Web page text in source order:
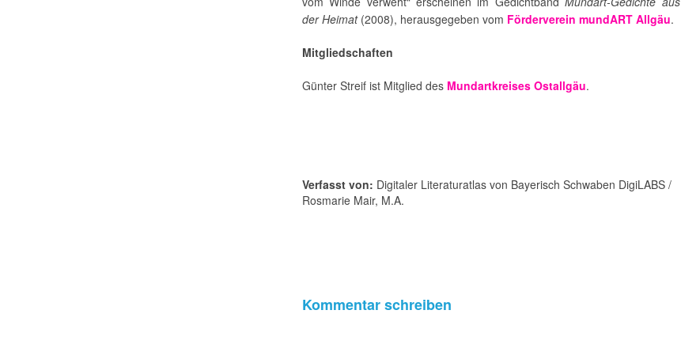
der Heimat(2008), herausgegeben vom Förderverein mundART Allgäu.
Mitgliedschaften
Günter Streif ist Mitglied des Mundartkreises Ostallgäu.
Verfasst von: Digitaler Literaturatlas von Bayerisch Schwaben DigiLABS /
Rosmarie Mair, M.A.
Kommentar schreiben